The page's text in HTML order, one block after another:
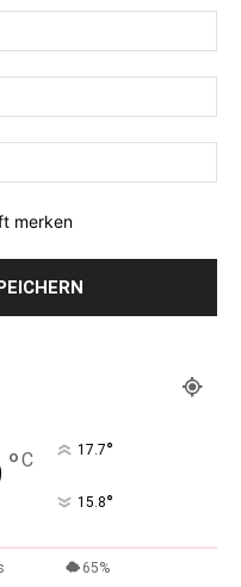
merken
°C 17.7°
15.8°
65%